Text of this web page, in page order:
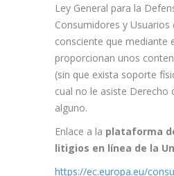
Ley General para la
Consumidores y Usuarios
consciente que mediante
proporcionan unos
(sin que exista soporte
cual no le asiste Derecho
alguno.
Enlace a la plataforma
litigios en línea de la
https://ec.europa.eu/